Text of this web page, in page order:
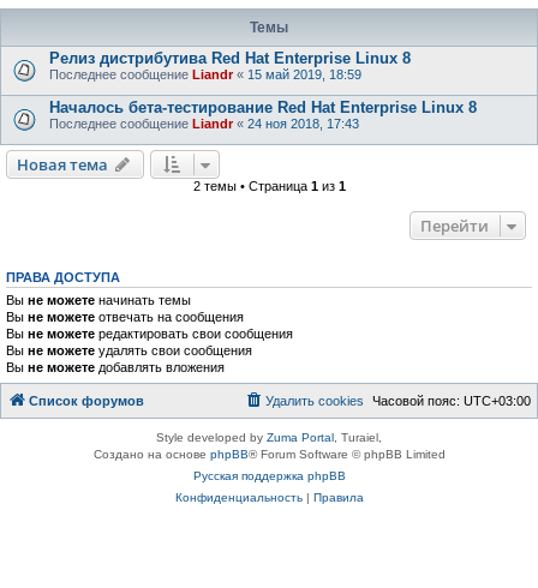
Темы
Релиз дистрибутива Red Hat Enterprise Linux 8
Последнее сообщение Liandr« 15 май 2019, 18:59
Началось бета-тестирование Red Hat Enterprise Linux 8
Последнее сообщение Liandr« 24 ноя 2018, 17:43
Новая тема
2 темы • Страница 1из 1
Перейти
ПРАВА ДОСТУПА
Вы не можете начинать темы
Вы не можете отвечать на сообщения
Вы не можете редактировать свои сообщения
Вы не можете удалять свои сообщения
Вы не можете добавлять вложения
Список форумов Часовой пояс: UTC+03:00
Удалить cookies
Style developed by Zuma Portal , Turaiel,
Создано на основе phpBB® Forum Software © phpBB Limited
Русская поддержка phpBB
Конфиденциальность| Правила